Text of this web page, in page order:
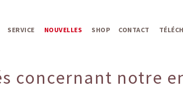
SERVICE NOUVELLES SHOP CONTACT
concernant notre